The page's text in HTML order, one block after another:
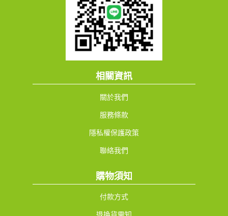
相關資訊
關於我們
服務條款
隱私權保護政策
聯絡我們
購物須知
付款方式